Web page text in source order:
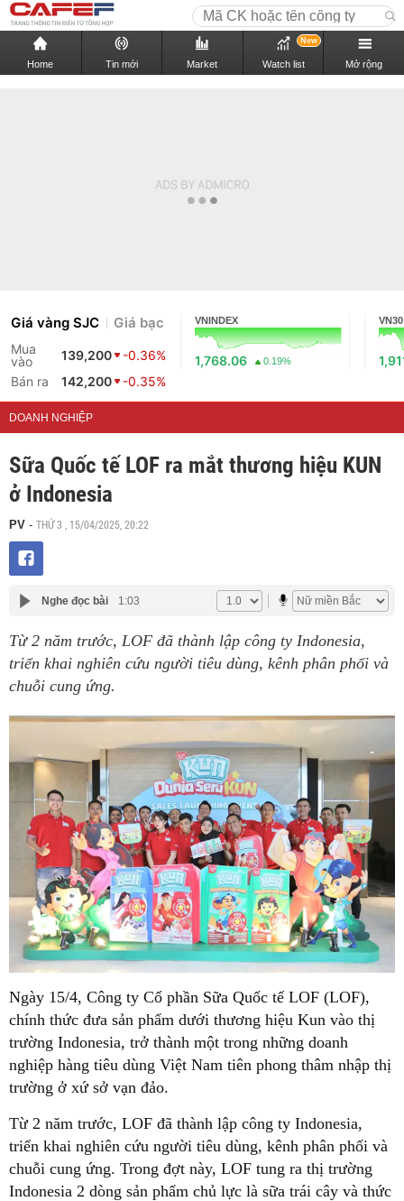
Home Tin mới Market Watch list
New
Mở rộng
Giá vàng SJC Giá bạc
Mua
vào
139,200
-0.36%
Bán ra
142,200 -0.35%
VNINDEX
1,768.06 0.19%
VN30
DOANH NGHIỆP
Sữa Quốc tế LOF ra mắt thương hiệu KUN
ở Indonesia
PV - THỨ 3 , 15/04/2025, 20:22
Nghe đọc bài 1:03
Từ 2 năm trước, LOF đã thành lập công ty Indonesia,
triển khai nghiên cứu người tiêu dùng, kênh phân phối và
chuỗi cung ứng.
Ngày 15/4, Công ty Cổ phần Sữa Quốc tế LOF (LOF),
chính thức đưa sản phẩm dưới thương hiệu Kun vào thị
trường Indonesia, trở thành một trong những doanh
nghiệp hàng tiêu dùng Việt Nam tiên phong thâm nhập thị
trường ở xứ sở vạn đảo.
Từ 2 năm trước, LOF đã thành lập công ty Indonesia,
triển khai nghiên cứu người tiêu dùng, kênh phân phối và
chuỗi cung ứng. Trong đợt này, LOF tung ra thị trường
Indonesia 2 dòng sản phẩm chủ lực là sữa trái cây và thức